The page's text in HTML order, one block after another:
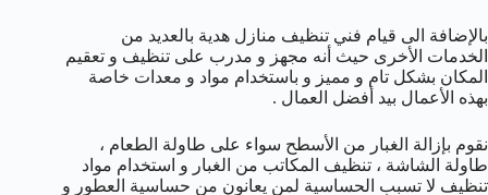
بالإضافة الى قيام فني تنظيف منازل هدية بالعديد من
الخدمات الأخرى حيث أنه مجهز و مدرب على تنظيف و تعقيم
المكان بشكل تام و مميز و باستخدام مواد و معدات خاصة
بهذه الأعمال بيد أفضل العمال .
نقوم بإزالة الغبار من الأسطح سواء على طاولة الطعام ،
طاولة الشاشة ، تنظيف المكاتب من الغبار و استخدام مواد
تنظيف لا تسبب الحساسية لمن يعانون من حساسية العطور و